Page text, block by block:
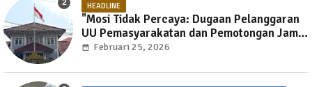
HEADLINE
"Mosi Tidak Percaya: Dugaan Pelanggaran
UU Pemasyarakatan dan Pemotongan Jam
Layanan Publik di Rutan Way Huwi."
Februari 25, 2026